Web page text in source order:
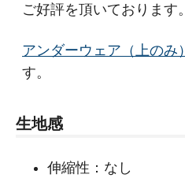
ご好評を頂いております。
アンダーウェア（上のみ）
す。
生地感
伸縮性：なし